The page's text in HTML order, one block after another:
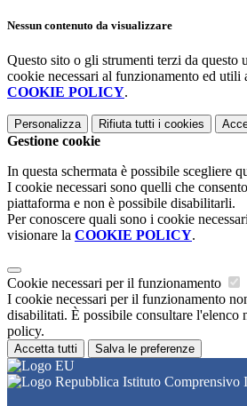
Nessun contenuto da visualizzare
Questo sito o gli strumenti terzi da questo
cookie necessari al funzionamento ed
COOKIE POLICY.
Personalizza Rifiuta tutti i cookies
Gestione cookie
In questa schermata è possibile scegliere
I cookie necessari sono quelli che
piattaforma e non è possibile disabilitarli.
Per conoscere quali sono i cookie
visionare la COOKIE POLICY.
Cookie necessari per il funzionamento
I cookie necessari per il funzionamento
disabilitati. È possibile consultare l'elenco
policy.
Accetta tutti Salva le preferenze
Istituto